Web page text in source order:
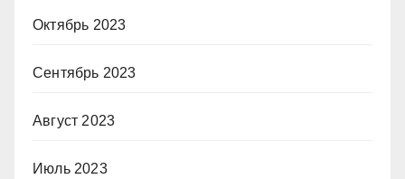
Октябрь 2023
Сентябрь 2023
Август 2023
Июль 2023